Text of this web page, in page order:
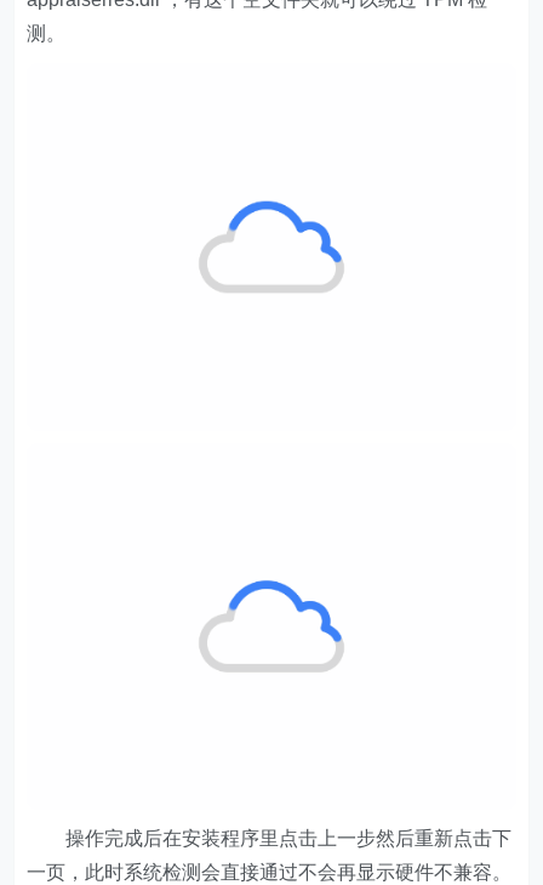
测。
操作完成后在安装程序里点击上一步然后重新点击下
一页，此时系统检测会直接通过不会再显示硬件不兼容。